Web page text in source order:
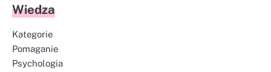
Wiedza
Kategorie
Pomaganie
Psychologia